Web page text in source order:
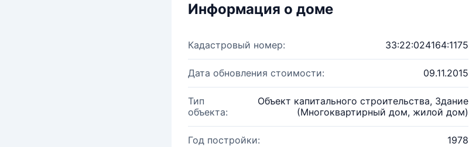
Информация о доме
Кадастровый номер: 33:22:024164:1175
Дата обновления стоимости: 09.11.2015
Тип
объекта:
Объект капитального строительства, Здание
(Многоквартирный дом, жилой дом)
Год постройки: 1978